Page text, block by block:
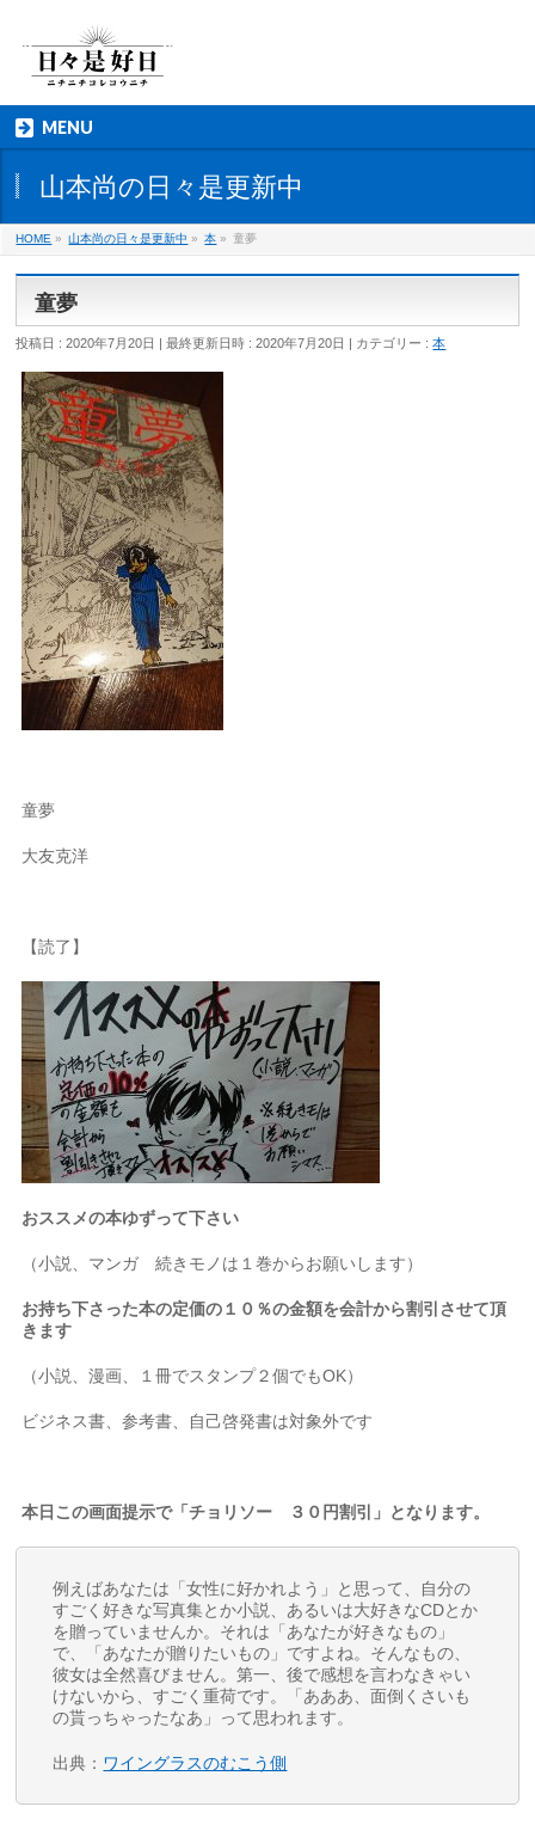
MENU
山本尚の日々是更新中
HOME » 山本尚の日々是更新中 » 本 » 童夢
童夢
投稿日 : 2020年7月20日 最終更新日時 : 2020年7月20日 カテゴリー :本
童夢
大友克洋
【読了】
おススメの本ゆずって下さい
（小説、マンガ 続きモノは１巻からお願いします）
お持ち下さった本の定価の１０％の金額を会計から割引させて頂
きます
（小説、漫画、１冊でスタンプ２個でもOK）
ビジネス書、参考書、自己啓発書は対象外です
本日この画面提示で「チョリソー ３０円割引」となります。
例えばあなたは「女性に好かれよう」と思って、自分の
すごく好きな写真集とか小説、あるいは大好きなCDとか
を贈っていませんか。それは「あなたが好きなもの」
で、「あなたが贈りたいもの」ですよね。そんなもの、
彼女は全然喜びません。第一、後で感想を言わなきゃい
けないから、すごく重荷です。「あああ、面倒くさいも
の貰っちゃったなあ」って思われます。
出典： ワイングラスのむこう側